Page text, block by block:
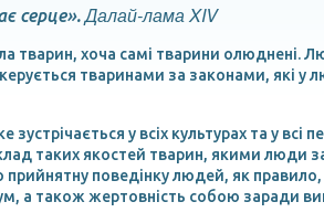
серце».Далай-лама XIV
тварин, хоча самі тварини олюднені.
тваринами за законами, які у
у всіх культурах та у всі
таких якостей тварин, якими люди
поведінку людей, як правило,
а також жертовність собою заради